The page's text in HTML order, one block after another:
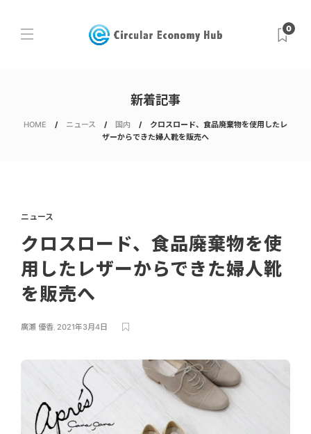
0
新着記事
HOME ニュース 国内
クロスロード、食品廃棄物を使用したレ
ザーからできた婦人靴を販売へ
ニュース
クロスロード、食品廃棄物を使
用したレザーからできた婦人靴
を販売へ
廣瀬 優香, 2021年3月4日